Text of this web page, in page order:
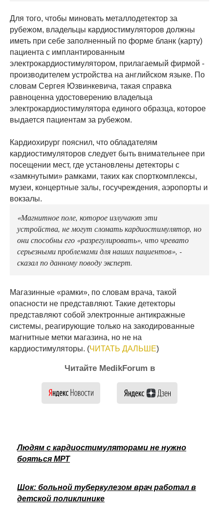
Для того, чтобы миновать металлодетектор за
рубежом, владельцы кардиостимуляторов должны
иметь при себе заполненный по форме бланк (карту)
пациента с имплантированным
электрокардиостимулятором, прилагаемый фирмой -
производителем устройства на английском языке. По
словам Сергея Юзвинкевича, такая справка
равноценна удостоверению владельца
электрокардиостимулятора единого образца, которое
выдается пациентам за рубежом.
Кардиохирург пояснил, что обладателям
кардиостимуляторов следует быть внимательнее при
посещении мест, где установлены детекторы с
«замкнутыми» рамками, таких как спорткомплексы,
музеи, концертные залы, госучреждения, аэропорты и
вокзалы.
«Магнитное поле, которое излучают эти
устройства, не могут сломать кардиостимулятор, но
они способны его «разрегулировать», что чревато
серьезными проблемами для наших пациентов», -
сказал по данному поводу эксперт.
Магазинные «рамки», по словам врача, такой
опасности не представляют. Такие детекторы
представляют собой электронные антикражные
системы, реагирующие только на закодированные
магнитные метки магазина, но не на
кардиостимуляторы. (ЧИТАТЬ ДАЛЬШЕ)
Читайте MedikForum в
Людям с кардиостимуляторами не нужно
бояться МРТ
Шок: больной туберкулезом врач работал в
детской поликлинике